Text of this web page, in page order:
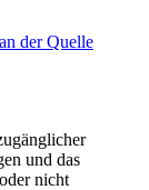
der Quelle
und das
nicht